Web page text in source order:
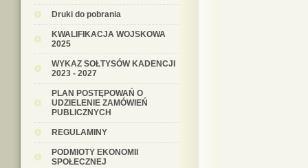
Druki do pobrania
KWALIFIKACJA WOJSKOWA
2025
WYKAZ SOŁTYSÓW KADENCJI
2023 - 2027
PLAN POSTĘPOWAŃ O
UDZIELENIE ZAMÓWIEŃ
PUBLICZNYCH
REGULAMINY
PODMIOTY EKONOMII
SPOŁECZNEJ